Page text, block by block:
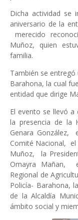
Dicha actividad se
aniversario de la
merecido
Muñoz, quien
familia.
También se
Barahona, la cual
entidad que dirige
El evento se llevó
la presencia de la
Genara González,
Comité Nacional, el
Muñoz, la
Omayra Mañan,
Regional de
Policía- Barahona,
de la Alcaldía
ámbito social y